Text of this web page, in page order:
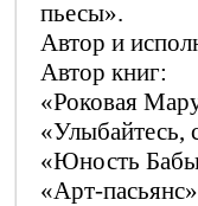
пьесы».
Автор и
Автор книг:
«Роковая
«Улыбайтесь,
«Юность
«Арт-